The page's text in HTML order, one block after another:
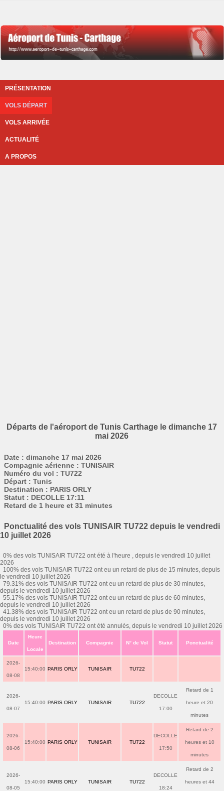
PRÉSENTATION
VOLS DÉPART
VOLS ARRIVÉE
ACTUALITÉ
A PROPOS
Départs de l'aéroport de Tunis Carthage le dimanche 17
mai 2026
Date : dimanche 17 mai 2026
Compagnie aérienne : TUNISAIR
Numéro du vol : TU722
Départ : Tunis
Destination : PARIS ORLY
Statut : DECOLLE 17:11
Retard de 1 heure et 31 minutes
Ponctualité des vols TUNISAIR TU722 depuis le vendredi
10 juillet 2026
0% des vols TUNISAIR TU722 ont été à l'heure , depuis le vendredi 10 juillet
2026
100% des vols TUNISAIR TU722 ont eu un retard de plus de 15 minutes, depuis
le vendredi 10 juillet 2026
79.31% des vols TUNISAIR TU722 ont eu un retard de plus de 30 minutes,
depuis le vendredi 10 juillet 2026
55.17% des vols TUNISAIR TU722 ont eu un retard de plus de 60 minutes,
depuis le vendredi 10 juillet 2026
41.38% des vols TUNISAIR TU722 ont eu un retard de plus de 90 minutes,
depuis le vendredi 10 juillet 2026
0% des vols TUNISAIR TU722 ont été annulés, depuis le vendredi 10 juillet 2026
Date
Heure
Locale
Destination Compagnie N° de Vol Statut Ponctualité
2026-
08-08
15:40:00 PARIS ORLY TUNISAIR TU722
2026-
08-07
15:40:00 PARIS ORLY TUNISAIR TU722
DECOLLE
17:00
Retard de 1
heure et 20
minutes
2026-
08-06
15:40:00 PARIS ORLY TUNISAIR TU722
DECOLLE
17:50
Retard de 2
heures et 10
minutes
2026-
08-05
15:40:00 PARIS ORLY TUNISAIR TU722
DECOLLE
18:24
Retard de 2
heures et 44